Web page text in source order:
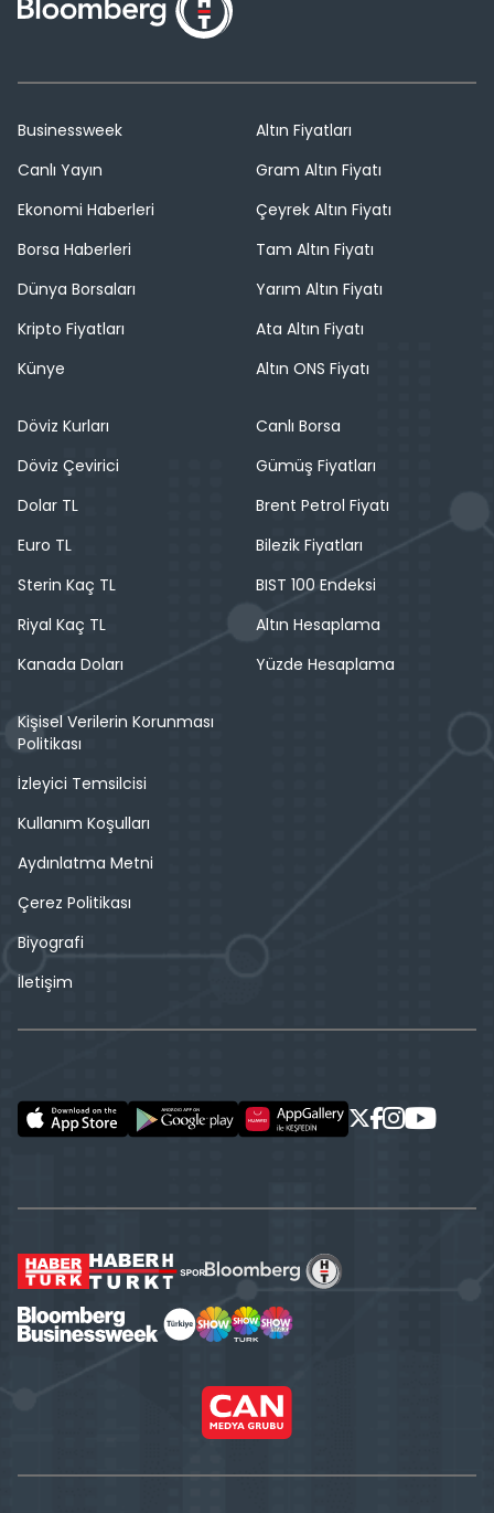
Businessweek
Canlı Yayın
Ekonomi Haberleri
Borsa Haberleri
Dünya Borsaları
Kripto Fiyatları
Künye
Altın Fiyatları
Gram Altın Fiyatı
Çeyrek Altın Fiyatı
Tam Altın Fiyatı
Yarım Altın Fiyatı
Ata Altın Fiyatı
Altın ONS Fiyatı
Döviz Kurları
Döviz Çevirici
Dolar TL
Euro TL
Sterin Kaç TL
Riyal Kaç TL
Kanada Doları
Canlı Borsa
Gümüş Fiyatları
Brent Petrol Fiyatı
Bilezik Fiyatları
BIST 100 Endeksi
Altın Hesaplama
Yüzde Hesaplama
Kişisel Verilerin Korunması
Politikası
İzleyici Temsilcisi
Kullanım Koşulları
Aydınlatma Metni
Çerez Politikası
Biyografi
İletişim